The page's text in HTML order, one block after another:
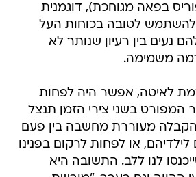
בפאה מגוחכת), דוגמנית
לטובה בכוחות העל
נעים בין רעיון שנותר לא
משמימה.
לאיטה, אפשר היה לפחות
המפורט בשני צירי הזמן תנצל
הקבלה מעוררת מחשבה בין פעם
לילדיהם, או לפחות לרקום בפנינו
לנו ללב. התשובה היא